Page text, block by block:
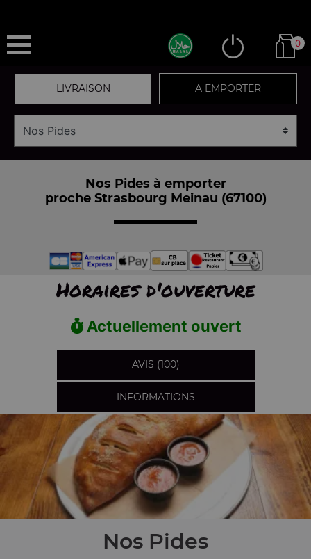
0
LIVRAISON A EMPORTER
Nos Pides à emporter
proche Strasbourg Meinau (67100)
Horaires d'ouverture
Actuellement ouvert
AVIS (100)
INFORMATIONS
Nos Pides